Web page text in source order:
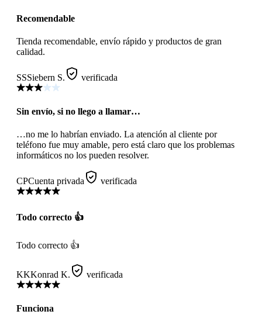
Recomendable
Tienda recomendable, envío rápido y productos de gran
calidad.
SSSiebern S. verificada
Sin envío, si no llego a llamar…
…no me lo habrían enviado. La atención al cliente por
teléfono fue muy amable, pero está claro que los problemas
informáticos no los pueden resolver.
CPCuenta privada verificada
Todo correcto 👍
Todo correcto 👍
KKKonrad K. verificada
Funciona